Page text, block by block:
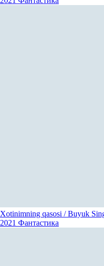
Xotinimning qasosi / Buyuk
2021 Фантастика